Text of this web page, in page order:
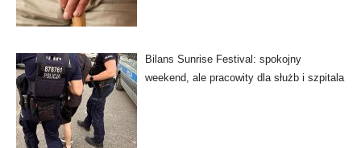
Bilans Sunrise Festival: spokojny
weekend, ale pracowity dla służb i szpitala